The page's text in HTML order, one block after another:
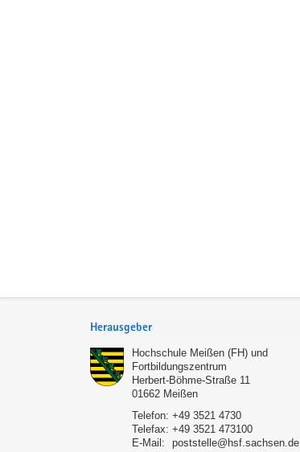
Herausgeber
Hochschule Meißen (FH) und
Fortbildungszentrum
Herbert-Böhme-Straße 11
01662 Meißen
Telefon: +49 3521 4730
Telefax: +49 3521 473100
E-Mail:
poststelle@hsf.sachsen.de